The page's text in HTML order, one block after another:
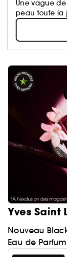
Une vague
peau toute la
Yves Saint
Nouveau
Eau de